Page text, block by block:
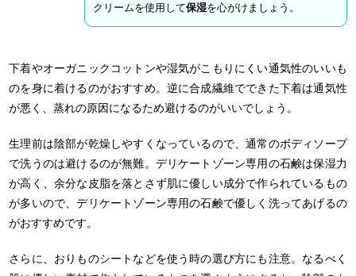
クリームを使用して保湿を心がけましょう。
下着やオーガニックコットンや湿気がこもりにくい通気性のいいも
のを身に着けるのがおすすめ。逆に合成繊維でできた下着は通気性
が悪く、蒸れの原因になるため避けるのがいいでしょう。
生理前は陰部が乾燥しやすくなっているので、通常のボディソープ
で洗うのは避けるのが無難。デリケートゾーン専用の石鹸は保湿力
が高く、余分な皮脂を落とさず肌に優しい成分で作られているもの
が多いので、デリケートゾーン専用の石鹸で優しく洗ってあげるの
がおすすめです。
さらに、おりものシートなどを使う時の選び方にも注意。なるべく